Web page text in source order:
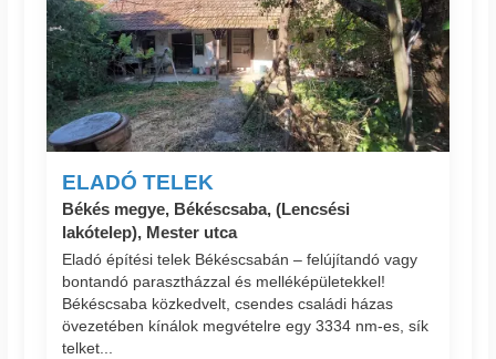
ELADÓ TELEK
Békés megye, Békéscsaba, (Lencsési
lakótelep), Mester utca
Eladó építési telek Békéscsabán – felújítandó vagy
bontandó parasztházzal és melléképületekkel!
Békéscsaba közkedvelt, csendes családi házas
övezetében kínálok megvételre egy 3334 nm-es, sík
telket...